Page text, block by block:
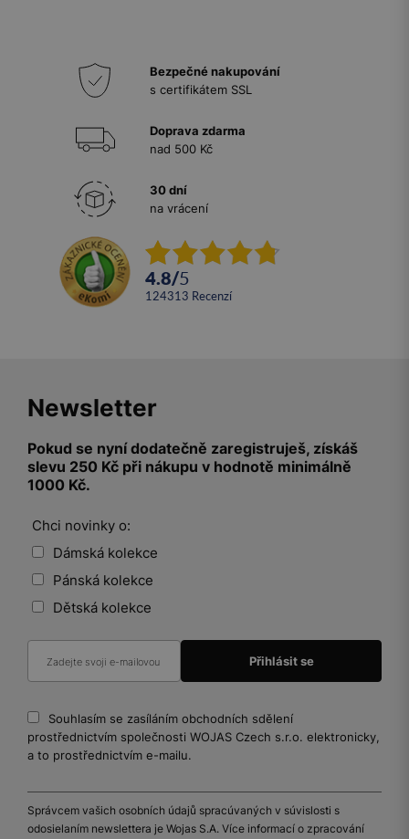
Bezpečné nakupování
s certifikátem SSL
Doprava zdarma
nad 500 Kč
30 dní
na vrácení
4.8/5
124313 recenzí
Newsletter
Pokud se nyní dodatečně zaregistruješ, získáš
slevu 250 Kč při nákupu v hodnotě minimálně
1000 Kč.
Chci novinky o:
Dámská kolekce
Pánská kolekce
Dětská kolekce
Souhlasím se zasíláním obchodních sdělení
prostřednictvím společnosti WOJAS Czech s.r.o. elektronicky,
a to prostřednictvím e-mailu.
Správcem vašich osobních údajů spracúvaných v súvislosti s
odosielaním newslettera je Wojas S.A. Více informací o zpracování